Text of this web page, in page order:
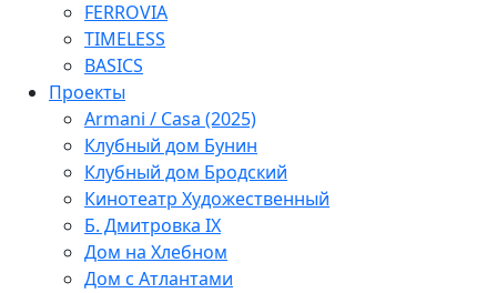
FERROVIA
TIMELESS
BASICS
Проекты
Armani / Casa (2025)
Клубный дом Бунин
Клубный дом Бродский
Кинотеатр Художественный
Б. Дмитровка IX
Дом на Хлебном
Дом с Атлантами